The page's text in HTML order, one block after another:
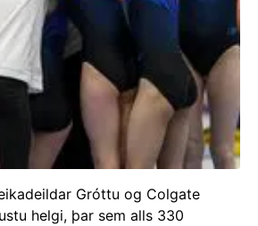
Gróttu og Colgate
helgi, þar sem alls 330